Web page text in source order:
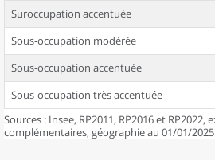
Suroccupation accentuée
Sous-occupation modérée
Sous-occupation accentuée
Sous-occupation très accentuée
Sources : Insee, RP2011, RP2016 et RP2022,
complémentaires, géographie au 01/01/